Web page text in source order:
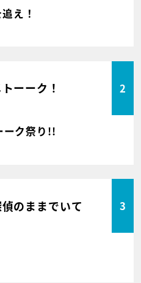
え！
ーーク！ 2
ーク祭り!!
のままでいて 3